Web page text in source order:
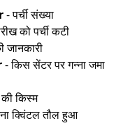
- पर्ची संख्या​
को पर्ची कटी​
जानकारी​
- किस सेंटर पर गन्ना जमा
किस्म​
क्विंटल तौल हुआ​